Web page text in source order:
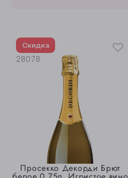
Скидка
28078
Просекко Декорди Брют